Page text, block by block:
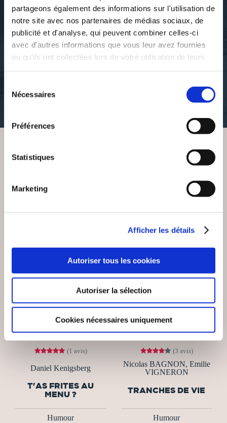
partageons également des informations sur l'utilisation de
notre site avec nos partenaires de médias sociaux, de
publicité et d'analyse, qui peuvent combiner celles-ci
avec d'autres informations que vous leur avez fournies
ou qu'ils ont collectées lors de votre utilisation de leurs
Nécessaires
Préférences
Statistiques
Marketing
Afficher les détails
Autoriser tous les cookies
Autoriser la sélection
Cookies nécessaires uniquement
Bella LAFFINEUR
ÉMILE
4€55
Bella LAFFINEUR
IL Y A DU BEURRE
DANS LES ÉTOILES
histoires-illustrees
VOUS AIMEREZ AUSSI
(1 avis)
Daniel Kenigsberg
T'AS FRITES AU
MENU ?
Humour
(3 avis)
Nicolas BAGNON, Emilie
VIGNERON
TRANCHES DE VIE
Humour